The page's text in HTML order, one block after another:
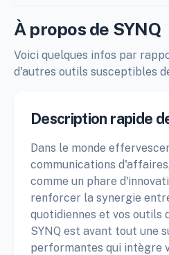
À propos de SYNQ
Voici quelques infos par
d'autres outils susceptibles
Description rapide
Dans le monde
communications
comme un phare
renforcer la synergie
quotidiennes et vos outils
SYNQ est avant tout une
performantes qui intègre